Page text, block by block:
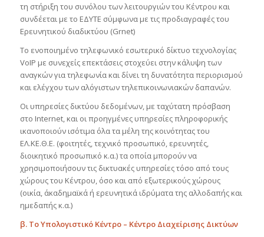
τη στήριξη του συνόλου των λειτουργιών του Κέντρου και
συνδέεται με το ΕΔΥΤΕ σύμφωνα με τις προδιαγραφές του
Ερευνητικού διαδικτύου (Grnet)
Το ενοποιημένο τηλεφωνικό εσωτερικό δίκτυο τεχνολογίας
VoIP με συνεχείς επεκτάσεις στοχεύει στην κάλυψη των
αναγκών για τηλεφωνία και δίνει τη δυνατότητα περιορισμού
και ελέγχου των αλόγιστων τηλεπικοινωνιακών δαπανών.
Οι υπηρεσίες δικτύου δεδομένων, με ταχύτατη πρόσβαση
στο Internet, και οι προηγμένες υπηρεσίες πληροφορικής
ικανοποιούν ισότιμα όλα τα μέλη της κοινότητας του
ΕΛ.ΚΕ.Θ.Ε. (φοιτητές, τεχνικό προσωπικό, ερευνητές,
διοικητικό προσωπικό κ.α.) τα οποία μπορούν να
χρησιμοποιήσουν τις δικτυακές υπηρεσίες τόσο από τους
χώρους του Κέντρου, όσο και από εξωτερικούς χώρους
(οικία, άκαδημαϊκά ή ερευνητικά ιδρύματα της αλλοδαπής και
ημεδαπής κ.α.)
β. Το Υπολογιστικό Κέντρο – Κέντρο Διαχείρισης Δικτύων